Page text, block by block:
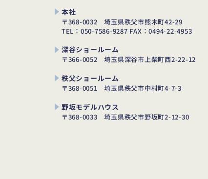
本社
〒368-0032埼玉県秩父市熊木町42-29
TEL：050-7586-9287 FAX：0494-22-4953
深谷ショールーム
〒366-0052埼玉県深谷市上柴町西2-22-12
秩父ショールーム
〒368-0051埼玉県秩父市中村町4-7-3
野坂モデルハウス
〒368-0033埼玉県秩父市野坂町2-12-30